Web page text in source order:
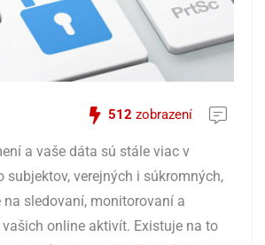
512 zobrazení
a vaše dáta sú stále viac v
subjektov, verejných i súkromných,
na sledovaní, monitorovaní a
online aktivít. Existuje na to